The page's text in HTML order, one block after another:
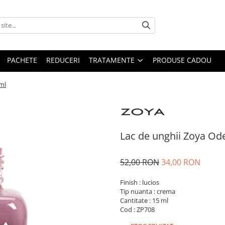
PACHETE REDUCERI TRATAMENTE PRODUSE CADOU
Lac de unghii Zoya
52,00 RON34,00 RON
Finish : lucios
Tip nuanta : crema
Cantitate : 15 ml
Cod : ZP708